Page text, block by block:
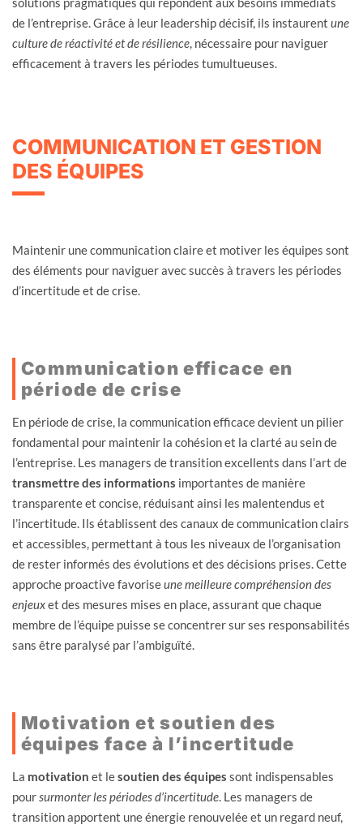
de l’entreprise. Grâce à leur leadership décisif, ils instaurent une
culture de réactivité et de résilience, nécessaire pour naviguer
efficacement à travers les périodes tumultueuses.
COMMUNICATION ET GESTION
DES ÉQUIPES
Maintenir une communication claire et motiver les équipes sont
des éléments pour naviguer avec succès à travers les périodes
d’incertitude et de crise.
Communication efficace en
période de crise
En période de crise, la communication efficace devient un pilier
fondamental pour maintenir la cohésion et la clarté au sein de
l’entreprise. Les managers de transition excellents dans l’art de
transmettre des informations importantes de manière
transparente et concise, réduisant ainsi les malentendus et
l’incertitude. Ils établissent des canaux de communication clairs
et accessibles, permettant à tous les niveaux de l’organisation
de rester informés des évolutions et des décisions prises. Cette
approche proactive favoriseune meilleure compréhension des
enjeuxet des mesures mises en place, assurant que chaque
membre de l’équipe puisse se concentrer sur ses responsabilités
sans être paralysé par l’ambiguïté.
Motivation et soutien des
équipes face à l’incertitude
La motivation et lesoutien des équipes sont indispensables
poursurmonter les périodes d’incertitude. Les managers de
transition apportent une énergie renouvelée et un regard neuf,